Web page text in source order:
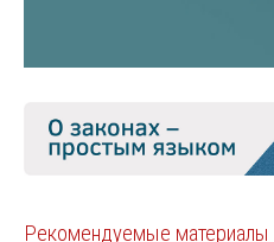
Рекомендуемые материалы